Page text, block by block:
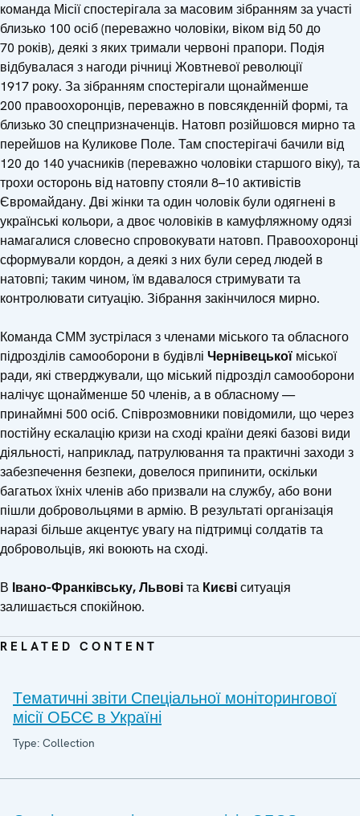
команда Місії спостерігала за масовим зібранням за участі
близько 100 осіб (переважно чоловіки, віком від 50 до
70 років), деякі з яких тримали червоні прапори. Подія
відбувалася з нагоди річниці Жовтневої революції
1917 року. За зібранням спостерігали щонайменше
200 правоохоронців, переважно в повсякденній формі, та
близько 30 спецпризначенців. Натовп розійшовся мирно та
перейшов на Куликове Поле. Там спостерігачі бачили від
120 до 140 учасників (переважно чоловіки старшого віку), та
трохи осторонь від натовпу стояли 8–10 активістів
Євромайдану. Дві жінки та один чоловік були одягнені в
українські кольори, а двоє чоловіків в камуфляжному одязі
намагалися словесно спровокувати натовп. Правоохоронці
сформували кордон, а деякі з них були серед людей в
натовпі; таким чином, їм вдавалося стримувати та
контролювати ситуацію. Зібрання закінчилося мирно.
Команда СММ зустрілася з членами міського та обласного
підрозділів самооборони в будівлі Чернівецької міської
ради, які стверджували, що міський підрозділ самооборони
налічує щонайменше 50 членів, а в обласному —
принаймні 500 осіб. Співрозмовники повідомили, що через
постійну ескалацію кризи на сході країни деякі базові види
діяльності, наприклад, патрулювання та практичні заходи з
забезпечення безпеки, довелося припинити, оскільки
багатьох їхніх членів або призвали на службу, або вони
пішли добровольцями в армію. В результаті організація
наразі більше акцентує увагу на підтримці солдатів та
добровольців, які воюють на сході.
В Івано-Франківську, Львовіта Києвіситуація
залишається спокійною.
RELATED CONTENT
Tематичні звіти Спеціальної моніторингової
місії ОБСЄ в Україні
Type: Collection